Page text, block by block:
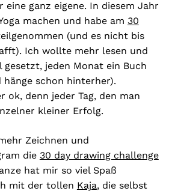
eine ganz eigene. In diesem Jahr
machen und habe am 30
(und es nicht bis
Ich wollte mehr lesen und
gesetzt, jeden Monat ein Buch
schon hinterher).
ok, denn jeder Tag, den man
kleiner Erfolg.
Zeichnen und
die 30 day drawing challenge
hat mir so viel Spaß
mit der tollen Kaja, die selbst